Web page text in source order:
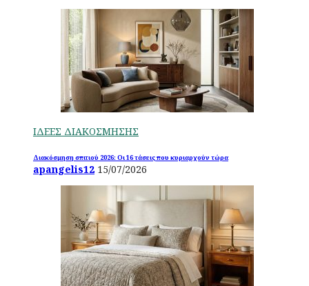
ΙΔΕΕΣ ΔΙΑΚΟΣΜΗΣΗΣ
Διακόσμηση σπιτιού 2026: Οι 16 τάσεις που κυριαρχούν τώρα
apangelis12 15/07/2026